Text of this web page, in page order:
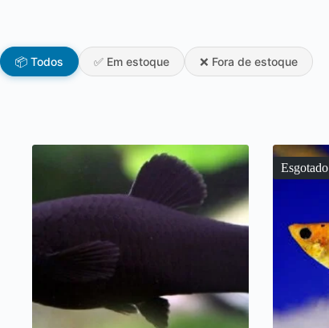
📦 Todos ✅ Em estoque ❌ Fora de estoque
Esgotado